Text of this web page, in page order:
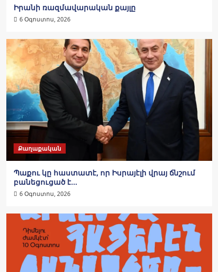
Իրանի ռազմավարական քայլը
6 Օգոստոս, 2026
Քաղաքական
Պաքու կը հաստատէ, որ Իսրայէլի վրայ ճնշում
բանեցուցած է…
6 Օգոստոս, 2026